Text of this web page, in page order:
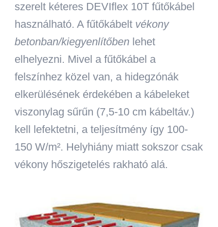
szerelt kéteres DEVIflex 10T fűtőkábel
használható. A fűtőkábelt vékony
betonban/kiegyenlítőben lehet
elhelyezni. Mivel a fűtőkábel a
felszínhez közel van, a hidegzónák
elkerülésének érdekében a kábeleket
viszonylag sűrűn (7,5-10 cm kábeltáv.)
kell lefektetni, a teljesítmény így 100-
150 W/m². Helyhiány miatt sokszor csak
vékony hőszigetelés rakható alá.